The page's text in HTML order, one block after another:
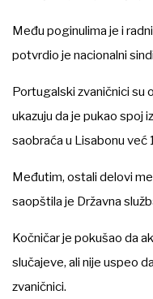
Među poginulima je i
potvrdio je nacionalni
Portugalski zvaničnici su
ukazuju da je pukao spoj
saobraća u Lisabonu već
Međutim, ostali delovi
saopštila je Državna
Kočničar je pokušao da
slučajeve, ali nije uspeo
zvaničnici.